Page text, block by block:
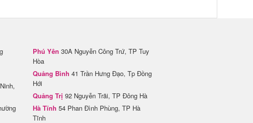
Phú Yên 30A Nguyễn Công Trứ, TP Tuy
Hòa
Quảng Bình 41 Trần Hưng Đạo, Tp Đồng
Hới
Quảng Trị 92 Nguyễn Trãi, TP Đông Hà
Hà Tĩnh 54 Phan Đình Phùng, TP Hà
Tĩnh